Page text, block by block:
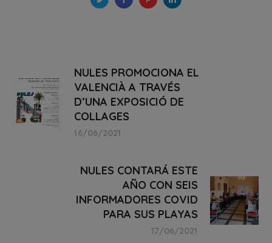
NULES PROMOCIONA EL
VALENCIÀ A TRAVÉS
D’UNA EXPOSICIÓ DE
COLLAGES
16/06/2021
NULES CONTARÁ ESTE
AÑO CON SEIS
INFORMADORES COVID
PARA SUS PLAYAS
17/06/2021